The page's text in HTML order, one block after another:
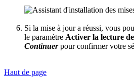
Si la mise à jour a réussi, vous
le paramètre Activer la lecture
Continuerpour confirmer votre
Haut de page